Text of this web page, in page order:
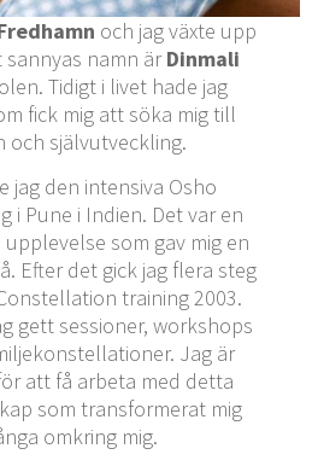
och jag växte upp
sannyas namn ärDinmali
Tidigt i livet hade jag
fick mig att söka mig till
och självutveckling.
jag den intensiva Osho
i Pune i Indien. Det var en
som gav mig en
Efter det gick jag flera steg
training 2003.
gett sessioner, workshops
Jag är
att få arbeta med detta
som transformerat mig
omkring mig.